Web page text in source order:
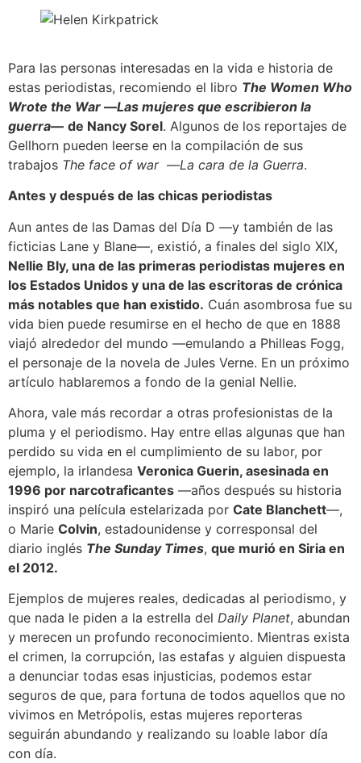
Para las personas interesadas en la vida e historia de
estas periodistas, recomiendo el libro The Women Who
Wrote the War —Las mujeres que escribieron la
guerra— de Nancy Sorel. Algunos de los reportajes de
Gellhorn pueden leerse en la compilación de sus
trabajos The face of war—La cara de la Guerra.
Antes y después de las chicas periodistas
Aun antes de las Damas del Día D —y también de las
ficticias Lane y Blane—, existió, a finales del siglo XIX,
Nellie Bly, una de las primeras periodistas mujeres en
los Estados Unidos y una de las escritoras de crónica
más notables que han existido. Cuán asombrosa fue su
vida bien puede resumirse en el hecho de que en 1888
viajó alrededor del mundo —emulando a Philleas Fogg,
el personaje de la novela de Jules Verne. En un próximo
artículo hablaremos a fondo de la genial Nellie.
Ahora, vale más recordar a otras profesionistas de la
pluma y el periodismo. Hay entre ellas algunas que han
perdido su vida en el cumplimiento de su labor, por
ejemplo, la irlandesa Veronica Guerin, asesinada en
1996 por narcotraficantes —años después su historia
inspiró una película estelarizada por Cate Blanchett—,
o Marie Colvin, estadounidense y corresponsal del
diario inglés The Sunday Times, que murió en Siria en
el 2012.
Ejemplos de mujeres reales, dedicadas al periodismo, y
que nada le piden a la estrella del Daily Planet, abundan
y merecen un profundo reconocimiento. Mientras exista
el crimen, la corrupción, las estafas y alguien dispuesta
a denunciar todas esas injusticias, podemos estar
seguros de que, para fortuna de todos aquellos que no
vivimos en Metrópolis, estas mujeres reporteras
seguirán abundando y realizando su loable labor día
con día.